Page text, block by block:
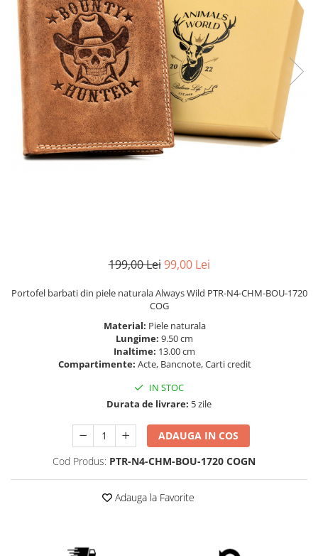
199,00 Lei 99,00 Lei
Portofel barbati din piele naturala Always Wild PTR-N4-CHM-BOU-1720
COG
Material: Piele naturala
Lungime: 9.50 cm
Inaltime: 13.00 cm
Compartimente: Acte, Bancnote, Carti credit
IN STOC
Durata de livrare: 5 zile
ADAUGA IN COS
Cod Produs: PTR-N4-CHM-BOU-1720 COGN
Adauga la Favorite